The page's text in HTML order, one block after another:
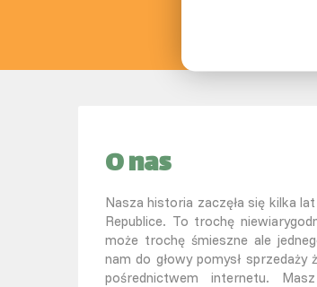
O nas
Nasza historia zaczęła się kilka
Republice. To trochę
może trochę śmieszne ale
nam do głowy pomysł sprzedaży
pośrednictwem internetu.